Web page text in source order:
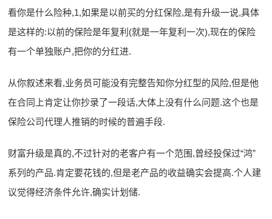
看你是什么险种,1,如果是以前买的分红保险,是有升级一说,具体
是这样的:以前的保险是年复利(就是一年复利一次),现在的保险
有一个单独账户,把你的分红进.
从你叙述来看,业务员可能没有完整告知你分红型的风险,但是他
在合同上肯定让你抄录了一段话,大体上没有什么问题.这个也是
保险公司代理人推销的时候的普遍手段.
财富升级是真的,不过针对的老客户有一个范围,曾经投保过“鸿”
系列的产品.肯定要花钱的,但是老产品的收益确实会提高.个人建
议觉得经济条件允许,确实计划储.